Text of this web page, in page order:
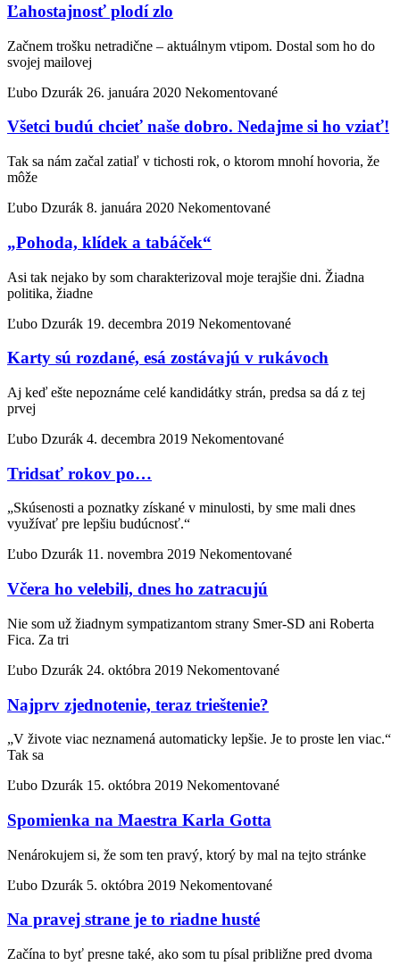
Ľahostajnosť plodí zlo
Začnem trošku netradične – aktuálnym vtipom. Dostal som ho do
svojej mailovej
Ľubo Dzurák 26. januára 2020 Nekomentované
Všetci budú chcieť naše dobro. Nedajme si ho vziať!
Tak sa nám začal zatiaľ v tichosti rok, o ktorom mnohí hovoria, že
môže
Ľubo Dzurák 8. januára 2020 Nekomentované
„Pohoda, klídek a tabáček“
Asi tak nejako by som charakterizoval moje terajšie dni. Žiadna
politika, žiadne
Ľubo Dzurák 19. decembra 2019 Nekomentované
Karty sú rozdané, esá zostávajú v rukávoch
Aj keď ešte nepoznáme celé kandidátky strán, predsa sa dá z tej
prvej
Ľubo Dzurák 4. decembra 2019 Nekomentované
Tridsať rokov po…
„Skúsenosti a poznatky získané v minulosti, by sme mali dnes
využívať pre lepšiu budúcnosť.“
Ľubo Dzurák 11. novembra 2019 Nekomentované
Včera ho velebili, dnes ho zatracujú
Nie som už žiadnym sympatizantom strany Smer-SD ani Roberta
Fica. Za tri
Ľubo Dzurák 24. októbra 2019 Nekomentované
Najprv zjednotenie, teraz trieštenie?
„V živote viac neznamená automaticky lepšie. Je to proste len viac.“
Tak sa
Ľubo Dzurák 15. októbra 2019 Nekomentované
Spomienka na Maestra Karla Gotta
Nenárokujem si, že som ten pravý, ktorý by mal na tejto stránke
Ľubo Dzurák 5. októbra 2019 Nekomentované
Na pravej strane je to riadne husté
Začína to byť presne také, ako som tu písal približne pred dvoma